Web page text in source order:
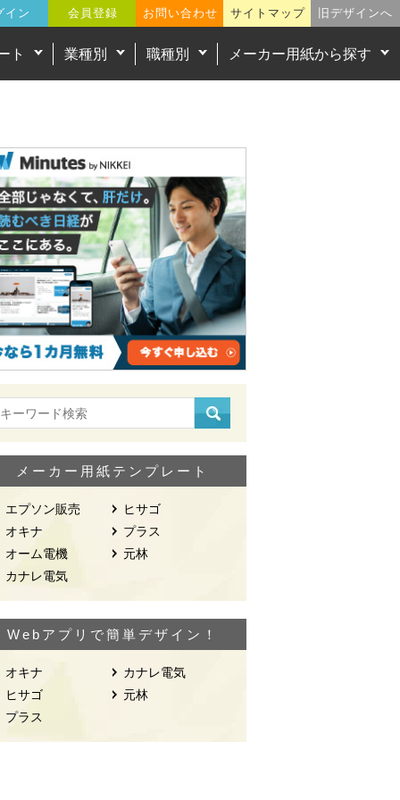
イン 会員登録 お問い合わせ サイトマップ 旧デザインへ
ト 業種別 職種別 メーカー用紙から探す
メーカー用紙テンプレート
エプソン販売
オキナ
オーム電機
カナレ電気
ヒサゴ
プラス
元林
Webアプリで簡単デザイン！
オキナ
ヒサゴ
プラス
カナレ電気
元林